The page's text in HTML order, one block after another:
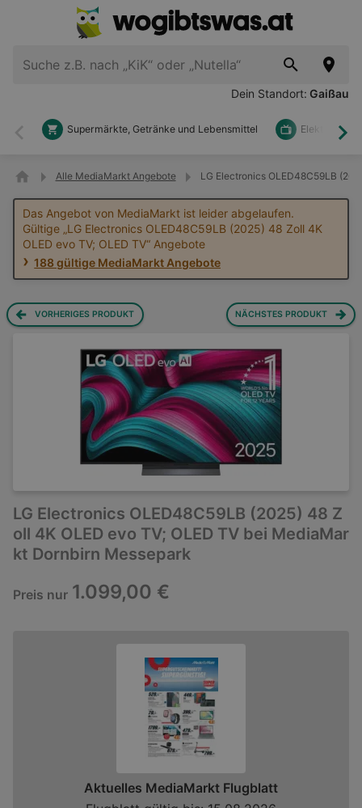
Dein Standort: Gaißau
Zurück
Supermärkte, Getränke und Lebensmittel Elektronik
Alle MediaMarkt Angebote LG Electronics OLED48C59LB
Das Angebot von MediaMarkt ist leider abgelaufen.
Gültige „LG Electronics OLED48C59LB (2025) 48 Zoll 4K
OLED evo TV; OLED TV“ Angebote
188 gültige MediaMarkt Angebote
VORHERIGES PRODUKT NÄCHSTES PRODUKT
LG Electronics OLED48C59LB (2025) 48 Z
oll 4K OLED evo TV; OLED TV bei MediaMar
kt Dornbirn Messepark
Preis nur 1.099,00 €
Aktuelles MediaMarkt Flugblatt